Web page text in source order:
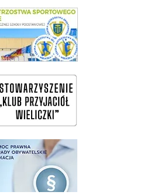
na bis